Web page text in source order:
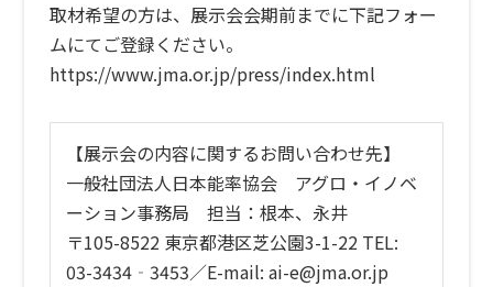
取材希望の方は、展示会会期前までに下記フォー
ムにてご登録ください。
https://www.jma.or.jp/press/index.html
【展示会の内容に関するお問い合わせ先】
一般社団法人日本能率協会 アグロ・イノベ
ーション事務局 担当：根本、永井
〒105-8522 東京都港区芝公園3-1-22 TEL:
03-3434‐3453／E-mail: ai-e@jma.or.jp